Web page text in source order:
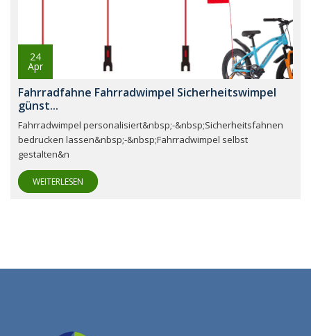
24
Apr
Fahrradfahne Fahrradwimpel Sicherheitswimpel
günst...
Fahrradwimpel personalisiert&nbsp;-&nbsp;Sicherheitsfahnen
bedrucken lassen&nbsp;-&nbsp;Fahrradwimpel selbst
gestalten&n
WEITERLESEN